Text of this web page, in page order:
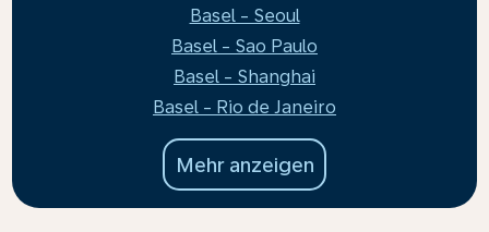
Basel - Seoul
Basel - Sao Paulo
Basel - Shanghai
Basel - Rio de Janeiro
Mehr anzeigen